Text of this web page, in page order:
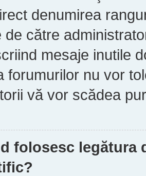
denumirea
de către
mesaje inutile
forumurilor nu vor
vă vor scădea
folosesc